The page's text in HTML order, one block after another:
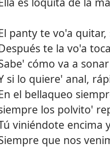
panty te vo'a
te la vo'a
cómo va a
si lo quiere' anal,
el bellaqueo
los polvito'
viniéndote encima
que nos